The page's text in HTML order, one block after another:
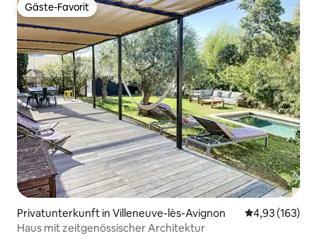
Gäste-Favorit
Gäste-Favorit
Privatunterkunft in Villeneuve-lès-Avignon
4,93 (163)
Haus mit zeitgenössischer Architektur